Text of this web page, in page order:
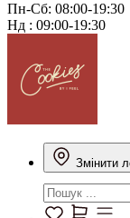
Пн-Сб: 08:00-19:30
Нд : 09:00-19:30
Змінити